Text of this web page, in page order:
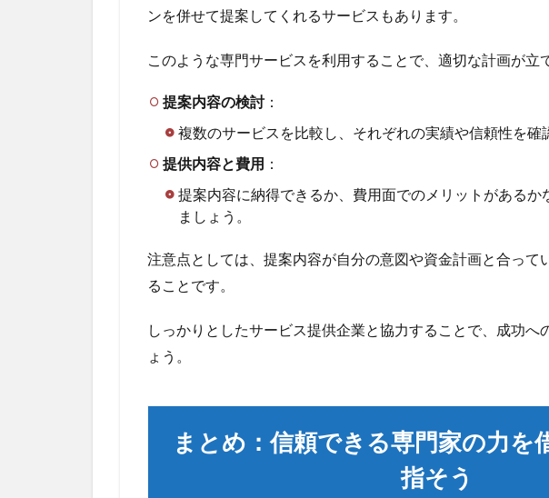
りて
解決
指そ
ンを併せて提案してくれるサービスもあります。
このような専門サービスを利用することで、適切な計画が立
提案内容の検討：
複数のサービスを比較し、それぞれの実績や信頼性を確
提供内容と費用 ：
提案内容に納得できるか、費用面でのメリットがあるか
ましょう。
注意点としては、提案内容が自分の意図や資金計画と合って
ることです。
しっかりとしたサービス提供企業と協力することで、成功へ
ょう。
まとめ：信頼できる専門家の力を
指そう